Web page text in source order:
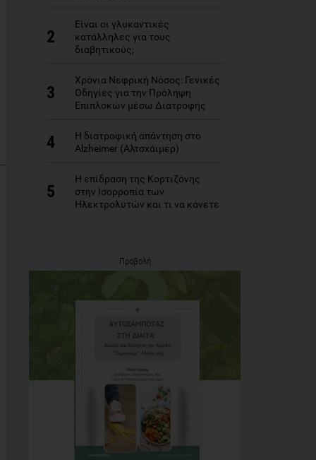
2
Είναι οι γλυκαντικές
κατάλληλες για τους
διαβητικούς;
3
Χρόνια Νεφρική Νόσος: Γενικές
Οδηγίες για την Πρόληψη
Επιπλοκών μέσω Διατροφής
4
Η διατροφική απάντηση στο
Alzheimer (Αλτσχάιμερ)
5
Η επίδραση της Κορτιζόνης
στην Ισορροπία των
Ηλεκτρολυτών και τι να κάνετε
Προβολή